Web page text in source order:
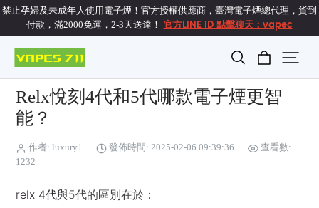
禁止孕婦及未成年人使用電子煙！官方授權供應商，臺灣電子煙總代理，貨到
付款，滿2000免運，2-3天送達！ 官方LINE ID 點擊聊天：vapec
Relx悅刻4代和5代哪款電子煙更智
能？
作者: luxury1 發佈時間: 2025-02-06 09:39:36
查看數:
1232
relx 4代與5代的區別在於：